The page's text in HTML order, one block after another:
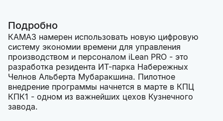
Подробно
КАМАЗ намерен использовать новую цифровую
систему экономии времени для управления
производством и персоналом iLean PRO - это
разработка резидента ИТ-парка Набережных
Челнов Альберта Мубаракшина. Пилотное
внедрение программы начнется в марте в КПЦ
КПК1 - одном из важнейших цехов Кузнечного
завода.